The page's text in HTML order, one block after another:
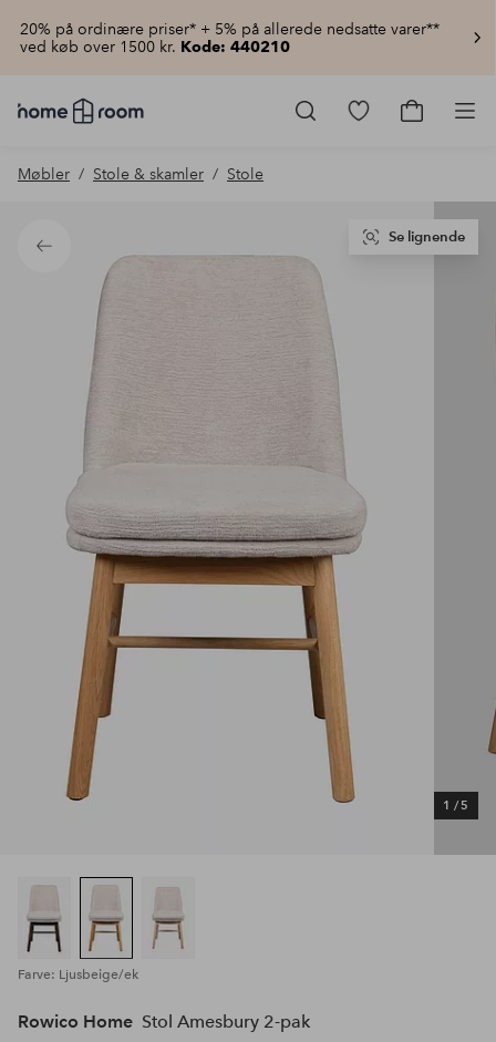
20% på ordinære priser* + 5% på allerede nedsatte varer**
ved køb over 1500 kr. Kode: 440210
Homeroom
–
hjemmet
pris
Gå
Gå
Møbler Stole & skamler Stole
Tilbage
1 /5
Se lignende
Farve: Ljusbeige/ek
Rowico Home Stol Amesbury 2-pak